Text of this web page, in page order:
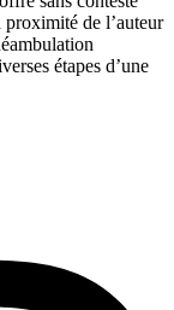
de l’auteur
étapes d’une